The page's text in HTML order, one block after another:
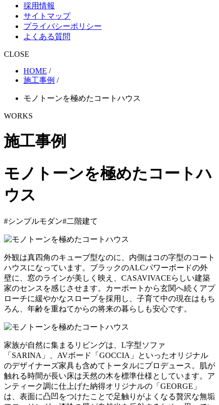
採用情報
サイトマップ
プライバシーポリシー
よくある質問
CLOSE
HOME /
施工事例 /
モノトーンを極めたコートハウス
WORKS
施工事例
モノトーンを極めたコートハ
ウス
#シンプルモダン#二階建て
外観は真四角のキューブ型なのに、内側はコの字型のコート
ハウスになっています。ブラックのALCパワーボードの外
壁に、窓のラインが美しく映え、CASAVIVACEらしい建築
家のセンスを感じさせます。カーポートから玄関へ続くアプ
ローチに緩やかなスロープを採用し、子育て中の現在はもち
ろん、年齢を重ねてからの将来の暮らしも安心です。
家族が自然に集まるリビングは、L字型ソファ
「SARINA」、AVボード「GOCCIA」といったオリジナル
のデザイナーズ家具も含めてトータルにプロデュース。肌が
触れる時間が長い床は天然の木を標準仕様としています。ア
ンティーク調に仕上げた納得オリジナルの「GEORGE」
は、表面に凸凹をつけたことで足触りがよくなる贅沢な無垢